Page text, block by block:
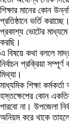
শিক্ষার মানের কোন
প্রতিষ্ঠানে ভর্তি
প্রকাশ্য ভোটের
করছি।
এ বিষয়ে কথা বললে
নির্বাচন প্রক্রিয়া
মিথ্যা।
মাধ্যমিক শিক্ষা
হস্তক্ষেপের কোন
পারবো না। উপজেলা
অনিয়ম করে থাকে